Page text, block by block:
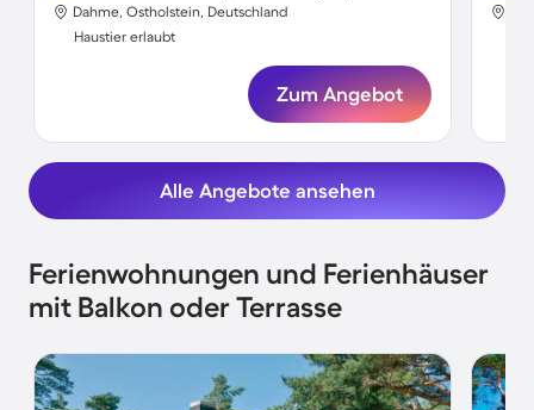
Dahme, Ostholstein, Deutschland
Haustier erlaubt
Zum Angebot
Alle Angebote ansehen
Ferienwohnungen und Ferienhäuser
mit Balkon oder Terrasse